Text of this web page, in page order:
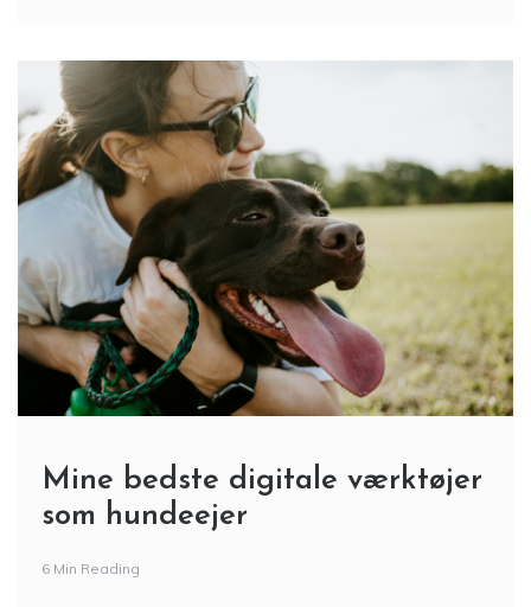
Mine bedste digitale værktøjer
som hundeejer
6 Min Reading